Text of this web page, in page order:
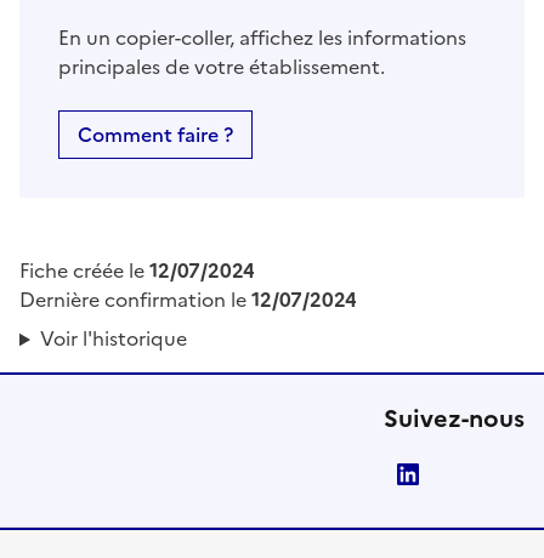
En un copier-coller, affichez les informations
principales de votre établissement.
Comment faire ?
Fiche créée le12/07/2024
Dernière confirmation le12/07/2024
Voir l'historique
Suivez-nous